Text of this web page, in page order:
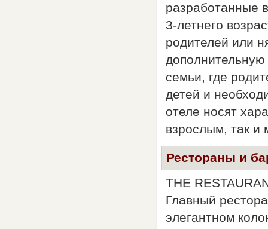
разработанные
3-летнего
родителей или
семьи, где
детей и
отеле носят
взрослым, так и
Рестораны и
THE
Главный
элегантном